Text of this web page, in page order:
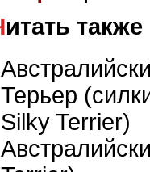
Читать также
Терьер
Silky Terrier)